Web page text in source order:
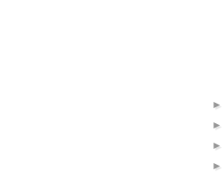
►
►
►
►